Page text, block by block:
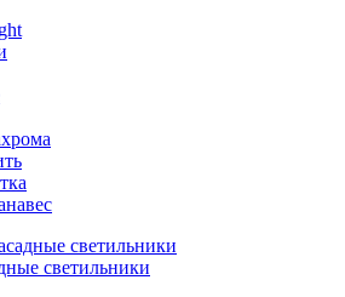
светильники
светильники